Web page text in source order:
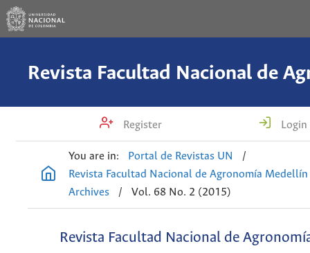
Register Login
You are in: Portal de Revistas UN
/
Revista Facultad Nacional de Agronomía Medellín
Archives
/ Vol. 68 No. 2 (2015)
Revista Facultad Nacional de